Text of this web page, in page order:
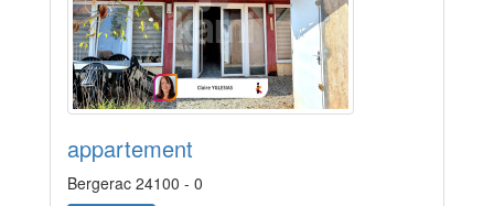
appartement
Bergerac 24100 - 0